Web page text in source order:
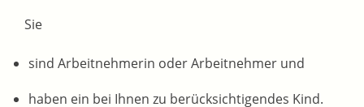
Sie
sind Arbeitnehmerin oder Arbeitnehmer und
haben ein bei Ihnen zu berücksichtigendes Kind.